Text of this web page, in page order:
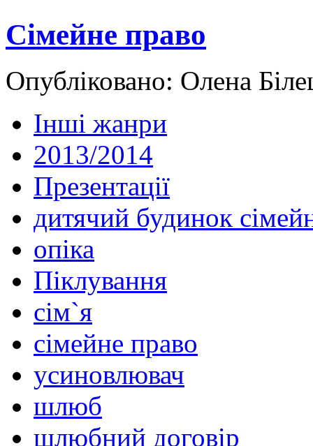
Сімейне право
Опубліковано: Олена
Інші жанри
2013/2014
Презентації
дитячий будинок
опіка
Піклування
сім`я
сімейне право
усиновлювач
шлюб
шлюбний договір